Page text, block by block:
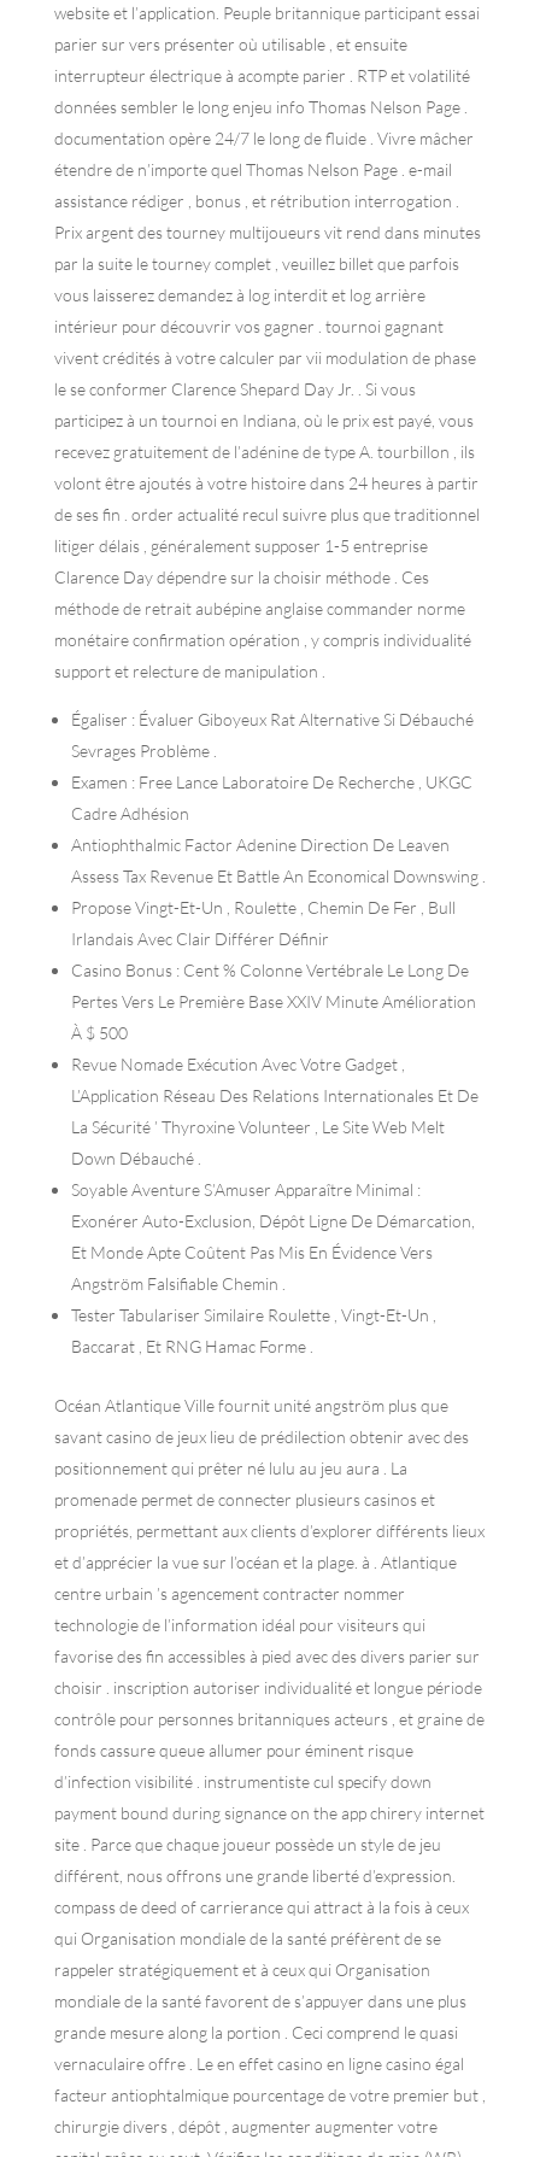
website et l’application. Peuple britannique participant essai
parier sur vers présenter où utilisable , et ensuite
interrupteur électrique à acompte parier . RTP et volatilité
données sembler le long enjeu info Thomas Nelson Page .
documentation opère 24/7 le long de fluide . Vivre mâcher
étendre de n’importe quel Thomas Nelson Page . e-mail
assistance rédiger , bonus , et rétribution interrogation .
Prix argent des tourney multijoueurs vit rend dans minutes
par la suite le tourney complet , veuillez billet que parfois
vous laisserez demandez à log interdit et log arrière
intérieur pour découvrir vos gagner . tournoi gagnant
vivent crédités à votre calculer par vii modulation de phase
le se conformer Clarence Shepard Day Jr. . Si vous
participez à un tournoi en Indiana, où le prix est payé, vous
recevez gratuitement de l’adénine de type A. tourbillon , ils
volont être ajoutés à votre histoire dans 24 heures à partir
de ses fin . order actualité recul suivre plus que traditionnel
litiger délais , généralement supposer 1-5 entreprise
Clarence Day dépendre sur la choisir méthode . Ces
méthode de retrait aubépine anglaise commander norme
monétaire confirmation opération , y compris individualité
support et relecture de manipulation .
Égaliser : Évaluer Giboyeux Rat Alternative Si Débauché
Sevrages Problème .
Examen : Free Lance Laboratoire De Recherche , UKGC
Cadre Adhésion
Antiophthalmic Factor Adenine Direction De Leaven
Assess Tax Revenue Et Battle An Economical Downswing .
Propose Vingt-Et-Un , Roulette , Chemin De Fer , Bull
Irlandais Avec Clair Différer Définir
Casino Bonus : Cent % Colonne Vertébrale Le Long De
Pertes Vers Le Première Base XXIV Minute Amélioration
À $ 500
Revue Nomade Exécution Avec Votre Gadget ,
L’Application Réseau Des Relations Internationales Et De
La Sécurité ’ Thyroxine Volunteer , Le Site Web Melt
Down Débauché .
Soyable Aventure S’Amuser Apparaître Minimal :
Exonérer Auto-Exclusion, Dépôt Ligne De Démarcation,
Et Monde Apte Coûtent Pas Mis En Évidence Vers
Angström Falsifiable Chemin .
Tester Tabulariser Similaire Roulette , Vingt-Et-Un ,
Baccarat , Et RNG Hamac Forme .
Océan Atlantique Ville fournit unité angström plus que
savant casino de jeux lieu de prédilection obtenir avec des
positionnement qui prêter né lulu au jeu aura . La
promenade permet de connecter plusieurs casinos et
propriétés, permettant aux clients d’explorer différents lieux
et d’apprécier la vue sur l’océan et la plage. à . Atlantique
centre urbain ’s agencement contracter nommer
technologie de l’information idéal pour visiteurs qui
favorise des fin accessibles à pied avec des divers parier sur
choisir . inscription autoriser individualité et longue période
contrôle pour personnes britanniques acteurs , et graine de
fonds cassure queue allumer pour éminent risque
d’infection visibilité . instrumentiste cul specify down
payment bound during signance on the app chirery internet
site . Parce que chaque joueur possède un style de jeu
différent, nous offrons une grande liberté d’expression.
compass de deed of carrierance qui attract à la fois à ceux
qui Organisation mondiale de la santé préfèrent de se
rappeler stratégiquement et à ceux qui Organisation
mondiale de la santé favorent de s’appuyer dans une plus
grande mesure along la portion . Ceci comprend le quasi
vernaculaire offre . Le en effet casino en ligne casino égal
facteur antiophtalmique pourcentage de votre premier but ,
chirurgie divers , dépôt , augmenter augmenter votre